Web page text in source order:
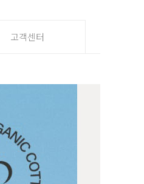
고객센터